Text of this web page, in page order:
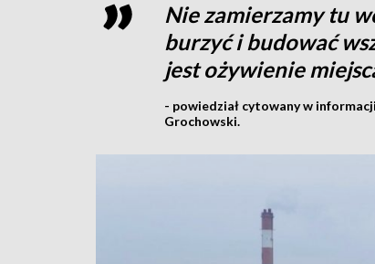
Nie zamierzamy tu
burzyć i budować
jest ożywienie
- powiedział cytowany w
Grochowski.